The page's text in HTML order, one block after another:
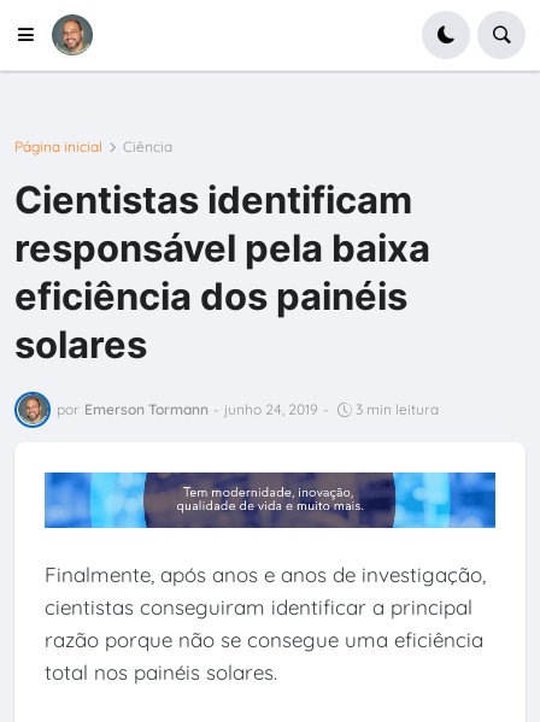
Página inicial Ciência
Cientistas identificam
responsável pela baixa
eficiência dos painéis
solares
por Emerson Tormann - junho 24, 2019 - 3 min leitura
Finalmente, após anos e anos de investigação,
cientistas conseguiram identificar a principal
razão porque não se consegue uma eficiência
total nos painéis solares.